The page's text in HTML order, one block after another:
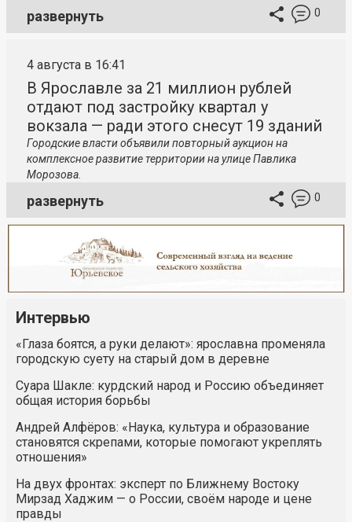
развернуть 0
4 августа в 16:41
В Ярославле за 21 миллион рублей
отдают под застройку квартал у
вокзала — ради этого снесут 19 зданий
Городские власти объявили повторный аукцион на
комплексное развитие территории на улице Павлика
Морозова.
развернуть 0
Интервью
«Глаза боятся, а руки делают»: ярославна променяла
городскую суету на старый дом в деревне
Суара Шакле: курдский народ и Россию объединяет
общая история борьбы
Андрей Алфёров: «Наука, культура и образование
становятся скрепами, которые помогают укреплять
отношения»
На двух фронтах: эксперт по Ближнему Востоку
Мирзад Хаджим — о России, своём народе и цене
правды